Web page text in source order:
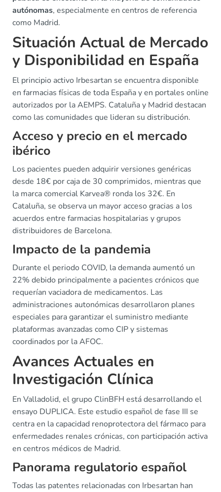
autónomas, especialmente en centros de referencia
como Madrid.
Situación Actual de Mercado
y Disponibilidad en España
El principio activo Irbesartan se encuentra disponible
en farmacias físicas de toda España y en portales online
autorizados por la AEMPS. Cataluña y Madrid destacan
como las comunidades que lideran su distribución.
Acceso y precio en el mercado
ibérico
Los pacientes pueden adquirir versiones genéricas
desde 18€ por caja de 30 comprimidos, mientras que
la marca comercial Karvea® ronda los 32€. En
Cataluña, se observa un mayor acceso gracias a los
acuerdos entre farmacias hospitalarias y grupos
distribuidores de Barcelona.
Impacto de la pandemia
Durante el periodo COVID, la demanda aumentó un
22% debido principalmente a pacientes crónicos que
requerían vaciadora de medicamentos. Las
administraciones autonómicas desarrollaron planes
especiales para garantizar el suministro mediante
plataformas avanzadas como CIP y sistemas
coordinados por la AFOC.
Avances Actuales en
Investigación Clínica
En Valladolid, el grupo ClinBFH está desarrollando el
ensayo DUPLICA. Este estudio español de fase III se
centra en la capacidad renoprotectora del fármaco para
enfermedades renales crónicas, con participación activa
en centros médicos de Madrid.
Panorama regulatorio español
Todas las patentes relacionadas con Irbesartan han